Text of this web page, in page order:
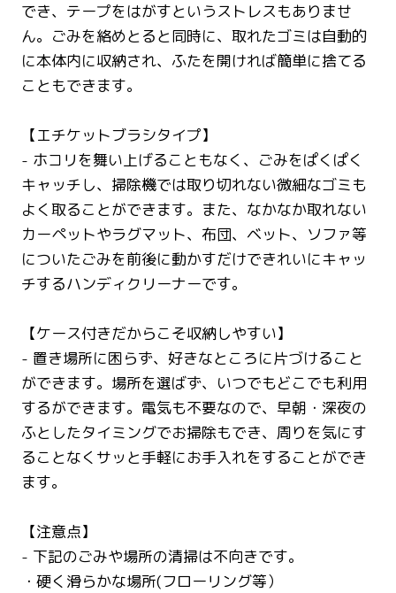
でき、テープをはがすというストレスもありませ
ん。ごみを絡めとると同時に、取れたゴミは自動的
に本体内に収納され、ふたを開ければ簡単に捨てる
こともできます。
【エチケットブラシタイプ】
- ホコリを舞い上げることもなく、ごみをぱくぱく
キャッチし、掃除機では取り切れない微細なゴミも
よく取ることができます。また、なかなか取れない
カーペットやラグマット、布団、ベット、ソファ等
についたごみを前後に動かすだけできれいにキャッ
チするハンディクリーナーです。
【ケース付きだからこそ収納しやすい】
- 置き場所に困らず、好きなところに片づけること
ができます。場所を選ばず、いつでもどこでも利用
するができます。電気も不要なので、早朝・深夜の
ふとしたタイミングでお掃除もでき、周りを気にす
ることなくサッと手軽にお手入れをすることができ
ます。
【注意点】
- 下記のごみや場所の清掃は不向きです。
・硬く滑らかな場所(フローリング等）